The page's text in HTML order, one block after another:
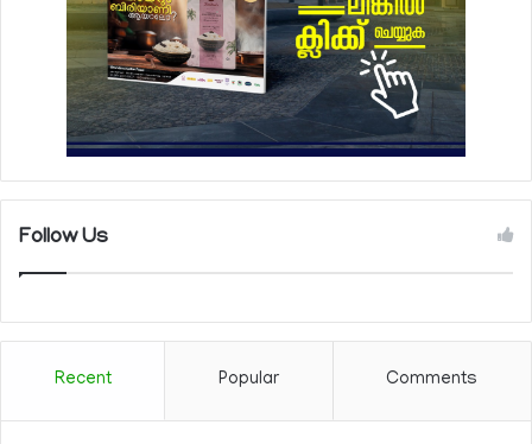
Follow Us
Recent Popular Comments